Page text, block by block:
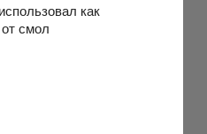
как
смол